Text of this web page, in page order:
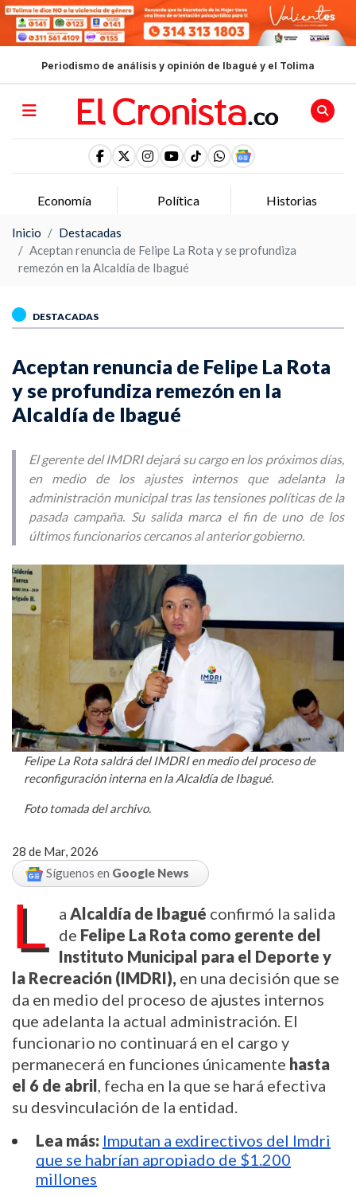
Periodismo de análisis y opinión de Ibagué y el Tolima
Economía Política Historias
Inicio
Destacadas
Aceptan renuncia de Felipe La Rota y se profundiza
remezón en la Alcaldía de Ibagué
DESTACADAS
Aceptan renuncia de Felipe La Rota
y se profundiza remezón en la
Alcaldía de Ibagué
El gerente del IMDRI dejará su cargo en los próximos días,
en medio de los ajustes internos que adelanta la
administración municipal tras las tensiones políticas de la
pasada campaña. Su salida marca el fin de uno de los
últimos funcionarios cercanos al anterior gobierno.
Felipe La Rota saldrá del IMDRI en medio del proceso de
reconfiguración interna en la Alcaldía de Ibagué.
Foto tomada del archivo.
28 de Mar, 2026
Síguenos en Google News
L a Alcaldía de Ibagué confirmó la salida
de Felipe La Rota como gerente del
Instituto Municipal para el Deporte y
la Recreación (IMDRI), en una decisión que se
da en medio del proceso de ajustes internos
que adelanta la actual administración. El
funcionario no continuará en el cargo y
permanecerá en funciones únicamente hasta
el 6 de abril , fecha en la que se hará efectiva
su desvinculación de la entidad.
Lea más: Imputan a exdirectivos del Imdri
que se habrían apropiado de $1.200
millones